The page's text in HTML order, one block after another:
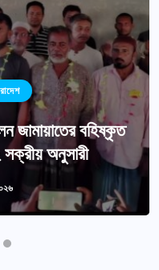
জামায়াতের বহিষ্কৃত
অনুসারী